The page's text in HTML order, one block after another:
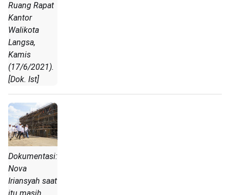
Ruang Rapat
Kantor
Walikota
Langsa,
Kamis
(17/6/2021).
[Dok. Ist]
Dokumentasi:
Nova
Iriansyah saat